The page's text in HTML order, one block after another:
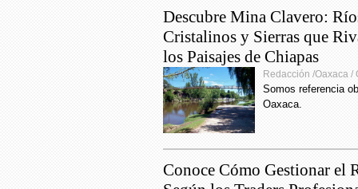
casos
de
17:41
Descubre Mina Clavero:
Cristalinos y Sierras que
los Paisajes de Chiapas
Redacción /Oaxaca /
Somos referencia
Oaxaca.
Conoce Cómo Gestionar el